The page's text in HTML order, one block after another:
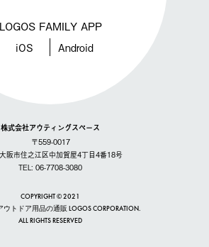
LOGOS FAMILY APP
iOS Android
株式会社アウティングスペース
〒559-0017
阪市住之江区中加賀屋4丁目4番18号
TEL: 06-7708-3080
COPYRIGHT © 2021
トドア用品の通販 LOGOS CORPORATION.
ALL RIGHTS RESERVED